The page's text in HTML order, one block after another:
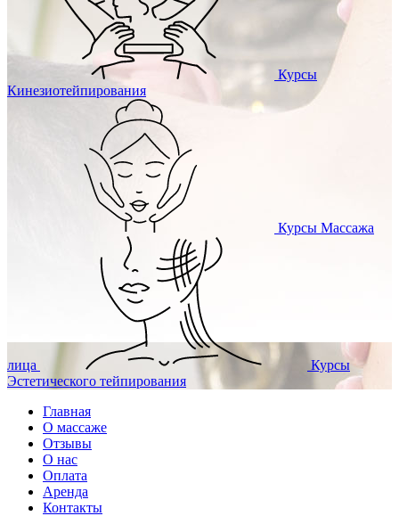
Курсы
Кинезиотейпирования
Курсы Массажа
лица
Курсы
Эстетического тейпирования
Главная
О массаже
Отзывы
О нас
Оплата
Аренда
Контакты